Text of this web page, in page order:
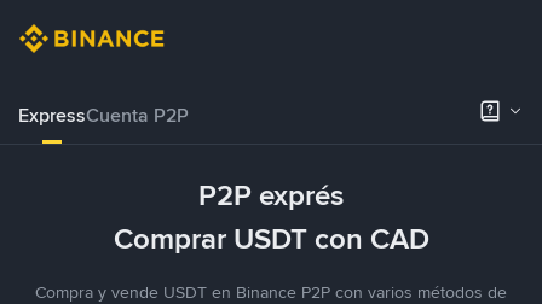
ExpressCuenta P2P
P2P exprés
Comprar USDT con CAD
Compra y vende USDT en Binance P2P con varios métodos de